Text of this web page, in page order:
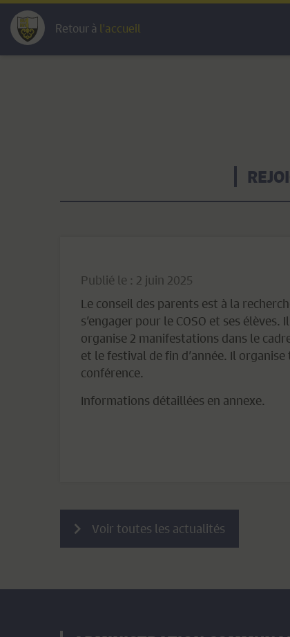
Retour à l'accueil
Publié le : 2 juin 2025
Le conseil des parents est à la
s’engager pour le COSO et ses
organise 2 manifestations dans le
et le festival de fin d’année. Il
conférence.
Informations détaillées en annexe.
Voir toutes les actualités